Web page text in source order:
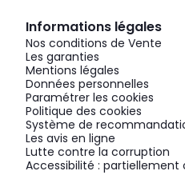
Informations légales
Nos conditions de Vente
Les garanties
Mentions légales
Données personnelles
Paramétrer les cookies
Politique des cookies
Système de
Les avis en ligne
Lutte contre la corruption
Accessibilité :